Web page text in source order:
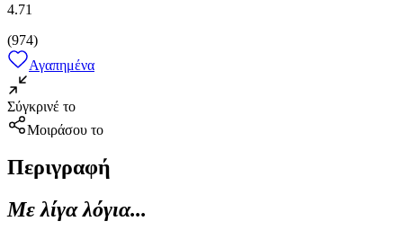
4.71
(974)
Αγαπημένα
Σύγκρινέ το
Μοιράσου το
Περιγραφή
Με λίγα λόγια...